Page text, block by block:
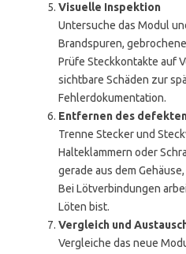
Visuelle Inspektion
Untersuche das Modul
Brandspuren,
Prüfe Steckkontakte auf
sichtbare Schäden zur
Fehlerdokumentation.
Entfernen des
Trenne Stecker und
Halteklammern oder
gerade aus dem
Bei Lötverbindungen
Löten bist.
Vergleich und
Vergleiche das neue